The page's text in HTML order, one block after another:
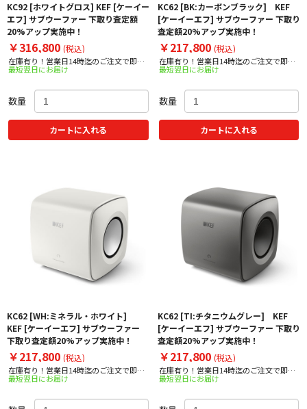
KC92 [ホワイトグロス] KEF [ケーイー
エフ] サブウーファー 下取り査定額
20%アップ実施中！
￥316,800 (税込)
在庫有り！営業日14時迄のご注文で即日
出荷！
最短翌日にお届け
数量
カートに入れる
KC62 [BK:カーボンブラック] KEF
[ケーイーエフ] サブウーファー 下取り
査定額20%アップ実施中！
￥217,800 (税込)
在庫有り！営業日14時迄のご注文で即日
出荷！
最短翌日にお届け
数量
カートに入れる
KC62 [WH:ミネラル・ホワイト]
KEF [ケーイーエフ] サブウーファー
下取り査定額20%アップ実施中！
￥217,800 (税込)
在庫有り！営業日14時迄のご注文で即日
出荷！
最短翌日にお届け
KC62 [TI:チタニウムグレー] KEF
[ケーイーエフ] サブウーファー 下取り
査定額20%アップ実施中！
￥217,800 (税込)
在庫有り！営業日14時迄のご注文で即日
出荷！
最短翌日にお届け